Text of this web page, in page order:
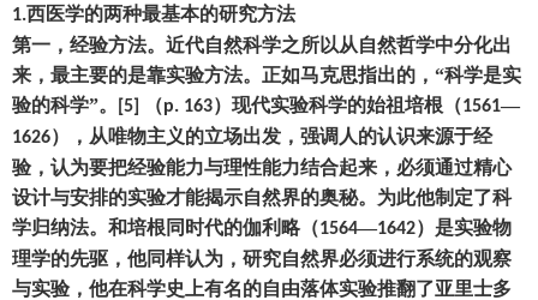
1.西医学的两种最基本的研究方法
第一 ， 经验方法。近代自然科学之所以从自然哲学中分化出
来 ， 最主要的是靠实验方法。正如马克思指出的 ， “科学是实
验的科学”。
[5] （p. 163） 现代实验科学的始祖培根 （1561—
1626）， 从唯物主义的立场出发 ， 强调人的认识来源于经
验 ， 认为要把经验能力与理性能力结合起来 ， 必须通过精心
设计与安排的实验才能揭示自然界的奥秘。为此他制定了科
学归纳法。和培根同时代的伽利略（1564—1642） 是实验物
理学的先驱 ， 他同样认为 ， 研究自然界必须进行系统的观察
与实验 ， 他在科学史上有名的自由落体实验推翻了亚里士多